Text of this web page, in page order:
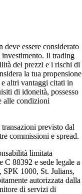
essere considerato
investimento. Il trading
dei prezzi e i rischi di
la tua propensione
altri vantaggi citati in
di idoneità, possesso
alle condizioni
previsto dal
commissioni e spread.
limitata
C 88392 e sede legale a
1000, St. Julians,
autorizzata dalla
di servizi di